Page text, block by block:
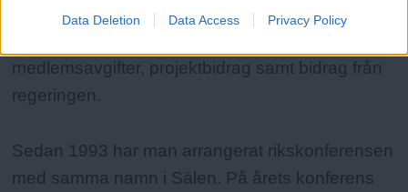
Data Deletion Data Access Privacy Policy
om Sveriges säkerhetspolitik och försvar.
medlemsavgifter, projektbidrag samt bidrag från
regeringen.
Sedan 1993 har man arrangerat rikskonferensen
med samma namn i Sälen. På årets konferens